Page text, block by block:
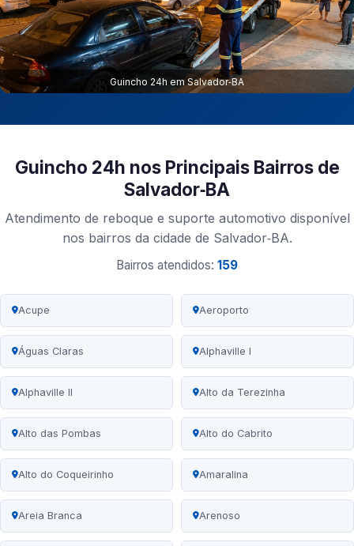
Guincho 24h em Salvador‑BA
Guincho 24h nos Principais Bairros de
Salvador‑BA
Atendimento de reboque e suporte automotivo disponível
nos bairros da cidade de Salvador‑BA.
Bairros atendidos: 159
Acupe Aeroporto
Águas Claras Alphaville I
Alphaville II Alto da Terezinha
Alto das Pombas Alto do Cabrito
Alto do Coqueirinho Amaralina
Areia Branca Arenoso